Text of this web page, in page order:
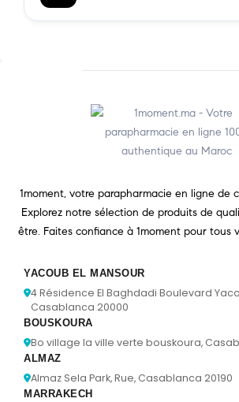
1moment, votre parapharmacie en ligne de
Explorez notre sélection de produits de
être. Faites confiance à 1moment pour tous
YACOUB EL MANSOUR
4 Résidence El Baghdadi Boulevard
Casablanca 20000
BOUSKOURA
Bo village la ville verte bouskoura,
ALMAZ
Almaz Sela Park, Rue, Casablanca 20190
MARRAKECH